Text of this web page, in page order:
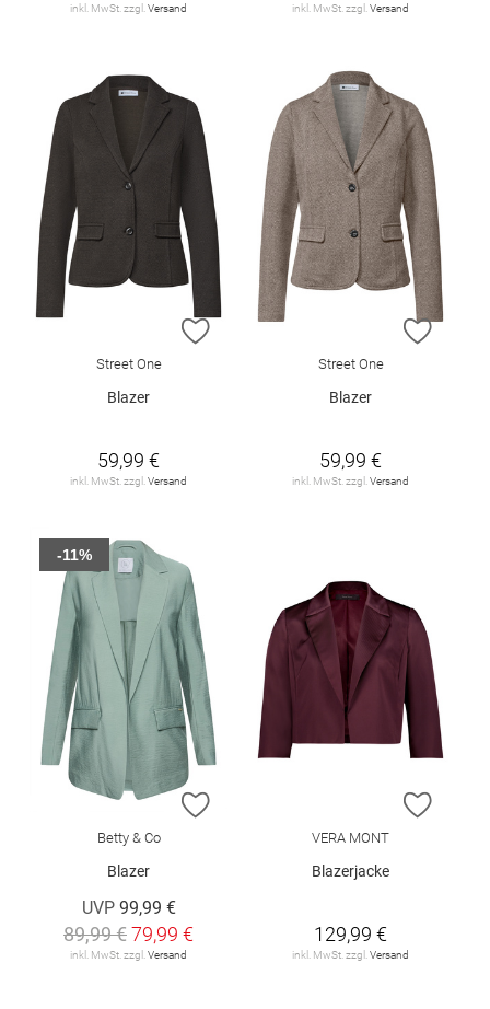
inkl. MwSt. zzgl. Versand inkl. MwSt. zzgl. Versand
ZUR WUNSCHLISTE HINZUFÜGEN
Street One
Blazer
59,99 €
inkl. MwSt. zzgl.Versand
ZUR
Street One
Blazer
59,99 €
inkl. MwSt. zzgl.Versand
ZUR WUNSCHLISTE HINZUFÜGEN
Betty & Co
Blazer
UVP 99,99 €
89,99 €79,99 €
inkl. MwSt. zzgl.Versand
-11%
ZUR
VERA MONT
Blazerjacke
129,99 €
inkl. MwSt. zzgl.Versand